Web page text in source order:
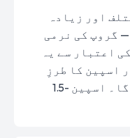
اور زیادہ
گروپ کی نرمی
اعتبار سے یہ
اسپین کا طرزِ
کھیل آسٹریا کے لیے مشکل ہوگا۔ اسپین -1.5